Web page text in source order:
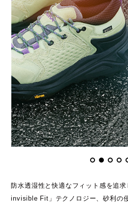
Saucony
SPINGLE
THE NORTH FACE
UGG
VANS
防水透湿性と快適なフィット感を追
invisible Fit」テクノロジー、砂利の